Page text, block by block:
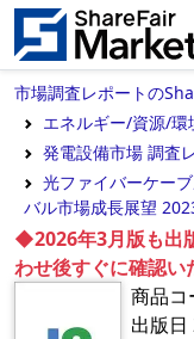
市場調査レポートの
エネルギー/資源/環
発電設備市場 調査
光ファイバーケー
バル市場成長展望
◆2026年3月版も出
わせ後すぐに確認い
商品コ
出版日